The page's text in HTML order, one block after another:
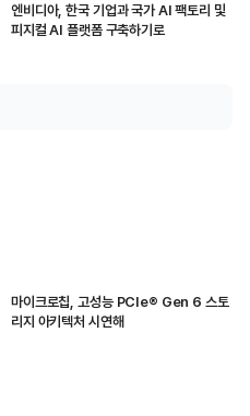
엔비디아, 한국 기업과 국가 AI 팩토리 및
피지컬 AI 플랫폼 구축하기로
마이크로칩, 고성능 PCIe® Gen 6 스토
리지 아키텍처 시연해